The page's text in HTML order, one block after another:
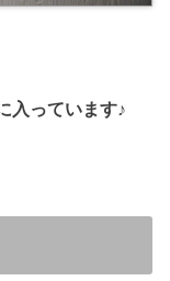
入っています♪